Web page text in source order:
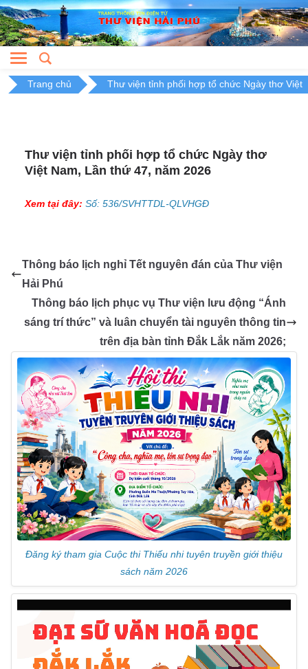
Skip
to
content
Trang chủ Thư viện tỉnh phối hợp tổ chức Ngày thơ Việt
Thư viện tỉnh phối hợp tổ chức Ngày thơ
Việt Nam, Lần thứ 47, năm 2026
Xem tại đây: Số: 536/SVHTTDL-QLVHGĐ
Thông báo lịch nghỉ Tết nguyên đán của Thư viện
Hải Phú
Thông báo lịch phục vụ Thư viện lưu động “Ánh
sáng trí thức” và luân chuyển tài nguyên thông tin
trên địa bàn tỉnh Đắk Lắk năm 2026;
Đăng ký tham gia Cuộc thi Thiếu nhi tuyên truyền giới thiệu
sách năm 2026